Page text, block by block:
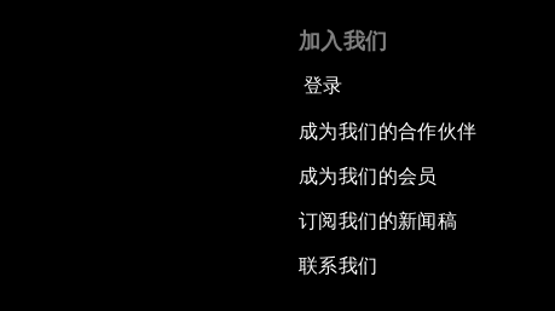
加入我们
登录
成为我们的合作伙伴
成为我们的会员
订阅我们的新闻稿
联系我们